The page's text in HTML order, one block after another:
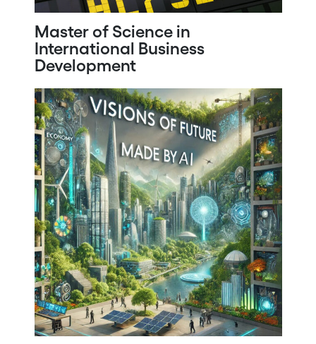
Master of Science in
International Business
Development